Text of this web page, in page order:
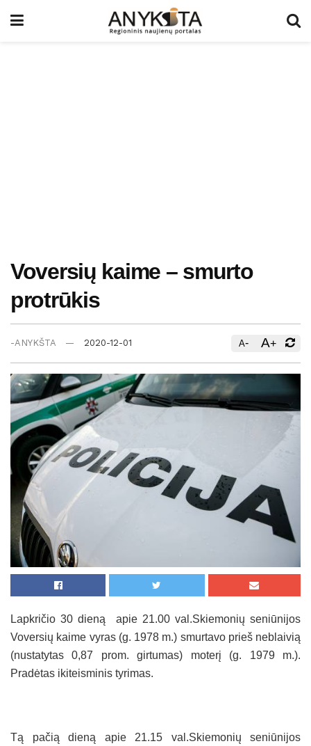
Voversių kaime – smurto
protrūkis
-ANYKŠTA 2020-12-01 A- A+
Lapkričio 30 dieną apie 21.00 val.Skiemonių seniūnijos
Voversių kaime vyras (g. 1978 m.) smurtavo prieš neblaivią
(nustatytas 0,87 prom. girtumas) moterį (g. 1979 m.).
Pradėtas ikiteisminis tyrimas.
Tą pačią dieną apie 21.15 val.Skiemonių seniūnijos